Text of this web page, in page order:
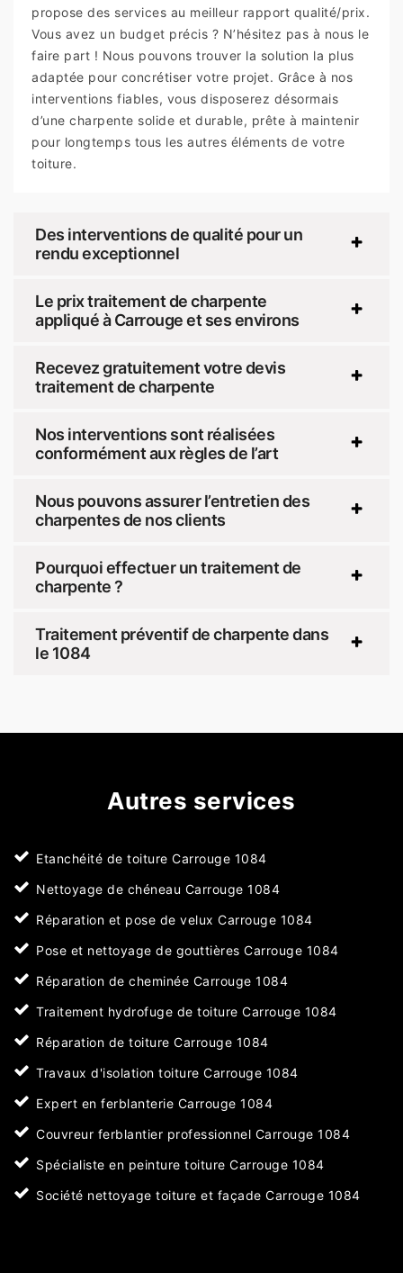
propose des services au meilleur rapport qualité/prix.
Vous avez un budget précis ? N’hésitez pas à nous le
faire part ! Nous pouvons trouver la solution la plus
adaptée pour concrétiser votre projet. Grâce à nos
interventions fiables, vous disposerez désormais
d’une charpente solide et durable, prête à maintenir
pour longtemps tous les autres éléments de votre
toiture.
Des interventions de qualité pour un
rendu exceptionnel
Le prix traitement de charpente
appliqué à Carrouge et ses environs
Recevez gratuitement votre devis
traitement de charpente
Nos interventions sont réalisées
conformément aux règles de l’art
Nous pouvons assurer l’entretien des
charpentes de nos clients
Pourquoi effectuer un traitement de
charpente ?
Traitement préventif de charpente dans
le 1084
Autres services
Etanchéité de toiture Carrouge 1084
Nettoyage de chéneau Carrouge 1084
Réparation et pose de velux Carrouge 1084
Pose et nettoyage de gouttières Carrouge 1084
Réparation de cheminée Carrouge 1084
Traitement hydrofuge de toiture Carrouge 1084
Réparation de toiture Carrouge 1084
Travaux d'isolation toiture Carrouge 1084
Expert en ferblanterie Carrouge 1084
Couvreur ferblantier professionnel Carrouge 1084
Spécialiste en peinture toiture Carrouge 1084
Société nettoyage toiture et façade Carrouge 1084